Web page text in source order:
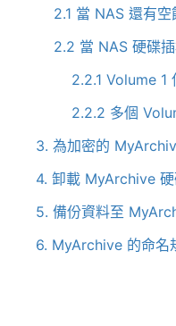
2.1 當 NAS 還有
2.2 當 NAS 硬碟
2.2.1 Volume 1
2.2.2 多個
3. 為加密的
4. 卸載 MyArchive
5. 備份資料至
6. MyArchive 的命名